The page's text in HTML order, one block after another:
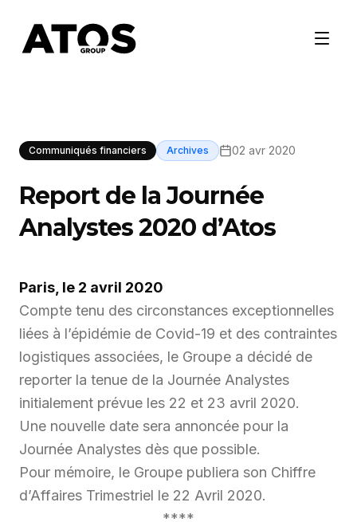
Communiqués financiers Archives 02 avr 2020
Report de la Journée
Analystes 2020 d’Atos
Paris, le 2 avril 2020
Compte tenu des circonstances exceptionnelles
liées à l’épidémie de Covid-19 et des contraintes
logistiques associées, le Groupe a décidé de
reporter la tenue de la Journée Analystes
initialement prévue les 22 et 23 avril 2020.
Une nouvelle date sera annoncée pour la
Journée Analystes dès que possible.
Pour mémoire, le Groupe publiera son Chiffre
d’Affaires Trimestriel le 22 Avril 2020.
****